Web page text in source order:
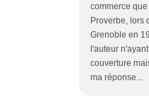
commerce
Proverbe, lors
Grenoble en
l'auteur
couverture
ma réponse...